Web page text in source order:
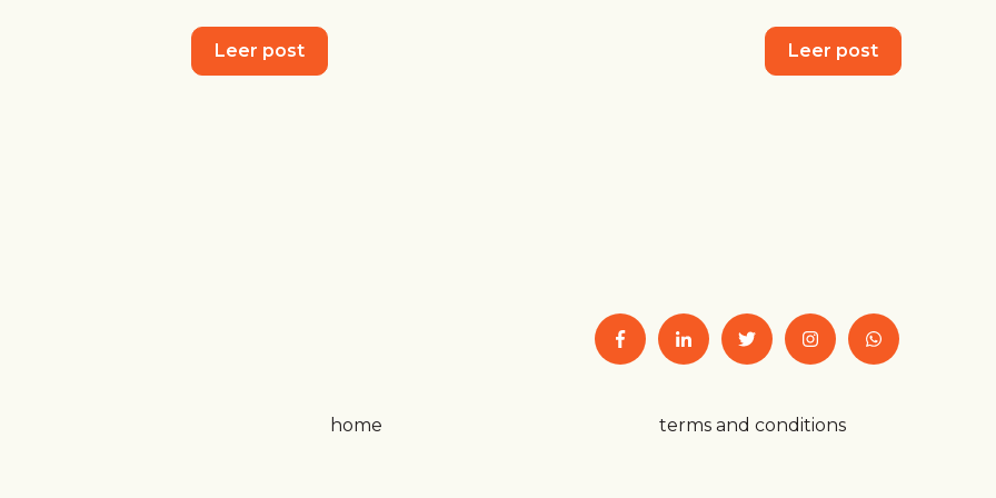
Leer post Leer post
home terms and conditions